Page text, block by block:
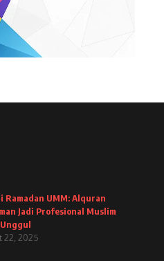
Ramadan UMM: Alquran
Jadi Profesional Muslim
22, 2025